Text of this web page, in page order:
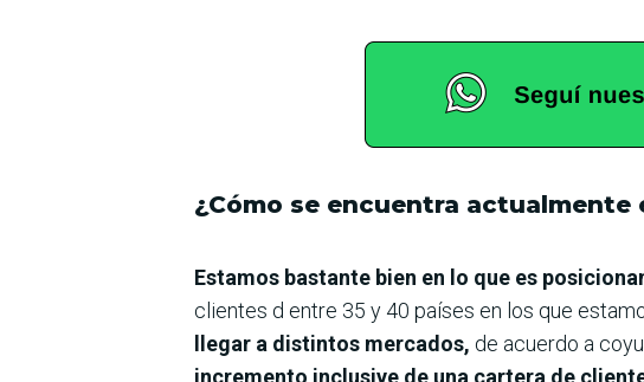
¿Cómo se encuentra
Estamos bastante bien en lo que es
clientes d entre 35 y 40 países en los que
llegar a distintos mercados, de acuerdo a
incremento inclusive de una cartera de